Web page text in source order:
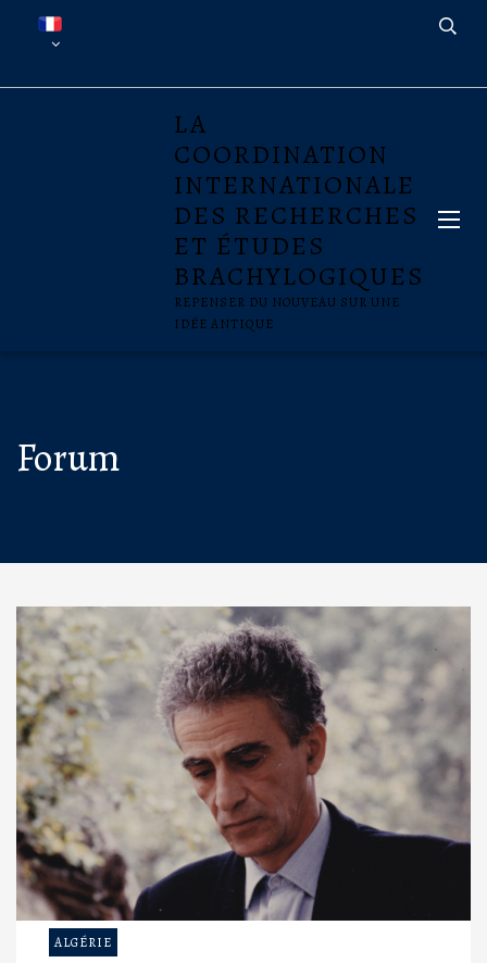
LA
COORDINATION
INTERNATIONALE
DES RECHERCHES
ET ÉTUDES
BRACHYLOGIQUES
REPENSER DU NOUVEAU SUR UNE
IDÉE ANTIQUE
Forum
ALGÉRIE